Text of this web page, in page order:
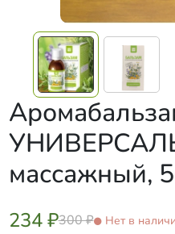
массажный,
234 ₽300 ₽ Нет в